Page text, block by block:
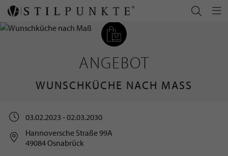
ANGEBOT
WUNSCHKÜCHE NACH MASS
03.02.2023 - 02.03.2030
Hannoversche Straße 99A
49084 Osnabrück